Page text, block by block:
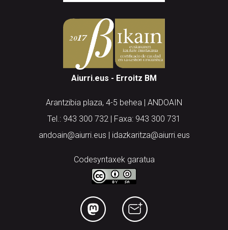
Aiurri.eus - Erroitz BM
Arantzibia plaza, 4-5 behea | ANDOAIN
Tel.: 943 300 732 | Faxa: 943 300 731
andoain@aiurri.eus | idazkaritza@aiurri.eus
Codesyntaxek garatua